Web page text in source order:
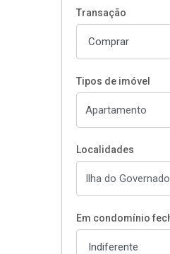
Transação
Tipos de imóvel
Localidades
Em condomínio